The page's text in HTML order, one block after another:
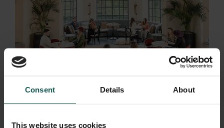
Consent Details About
This website uses cookies